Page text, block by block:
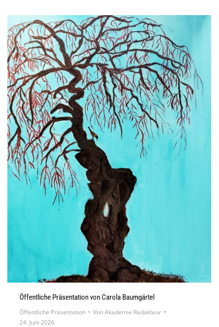
Öffentliche Präsentation von Carola Baumgärtel
Öffentliche Präsentation VonAkademie Redakteur
24. Juni 2026